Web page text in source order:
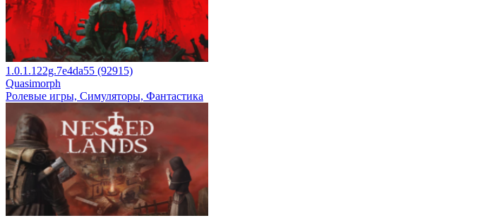
1.0.1.122g.7e4da55 (92915)
Quasimorph
Ролевые игры, Симуляторы, Фантастика